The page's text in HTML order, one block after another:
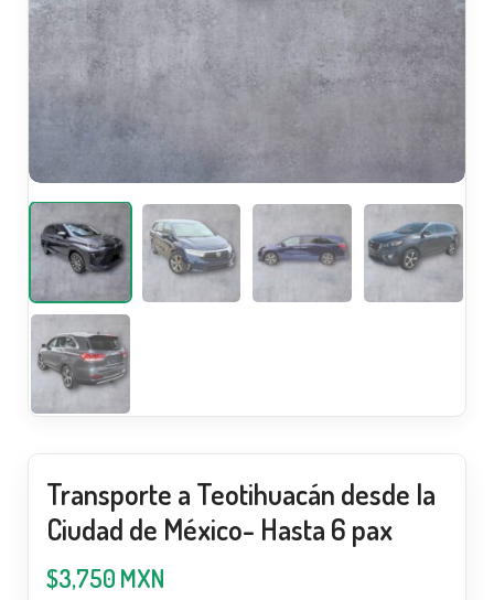
Transporte a Teotihuacán desde la
Ciudad de México- Hasta 6 pax
$3,750 MXN